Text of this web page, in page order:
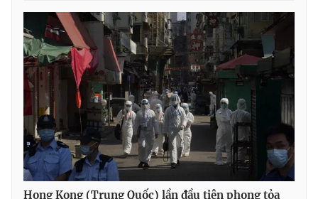
Theo dõi báo trên
Cơ quan chủ quản:
Đài Truyền hình Việt Nam
Cơ quan báo chí: Thời báo VTV
Giấy phép hoạt động báo in và báo điện tử số 483/GP-BTTTT
cấp ngày 29/12/2023
Tổng Biên tập:Vũ Thanh Thủy
Phó Tổng Biên tập:Nguyễn Thị Mỹ Hạnh, Phạm Quốc Thắng,
Nguyễn Trọng Ninh
024.38 355 931 - 024.38 355 932
Hong Kong (Trung Quốc) lần đầu tiên phong tỏa